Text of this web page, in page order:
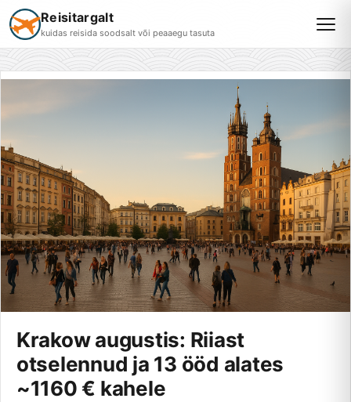
Reisitargalt
kuidas reisida soodsalt või peaaegu tasuta
Krakow augustis: Riiast
otselennud ja 13 ööd alates
~1160 € kahele